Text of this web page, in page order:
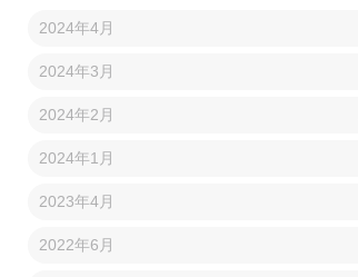
2024年4月
2024年3月
2024年2月
2024年1月
2023年4月
2022年6月